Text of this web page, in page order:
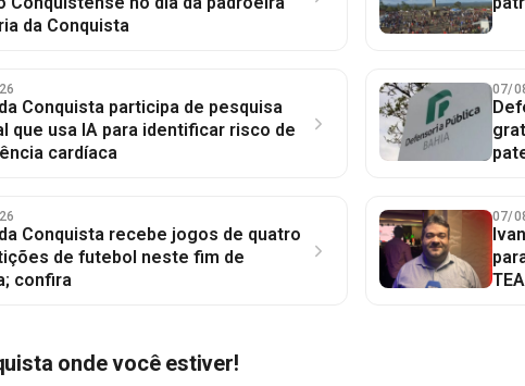
da Conquista
Conquista participa de pesquisa
que usa IA para identificar risco de
cardíaca
07/
Conquista recebe jogos de quatro
de futebol neste fim de
confira
07/
onde você estiver!